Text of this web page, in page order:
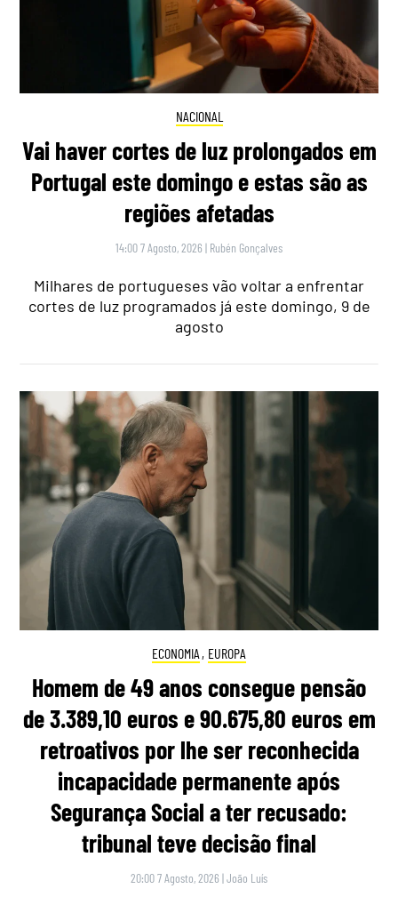
NACIONAL
Vai haver cortes de luz prolongados em
Portugal este domingo e estas são as
regiões afetadas
14:00 7 Agosto, 2026 | Rubén Gonçalves
Milhares de portugueses vão voltar a enfrentar
cortes de luz programados já este domingo, 9 de
agosto
ECONOMIA , EUROPA
Homem de 49 anos consegue pensão
de 3.389,10 euros e 90.675,80 euros em
retroativos por lhe ser reconhecida
incapacidade permanente após
Segurança Social a ter recusado:
tribunal teve decisão final
20:00 7 Agosto, 2026 |João Luís